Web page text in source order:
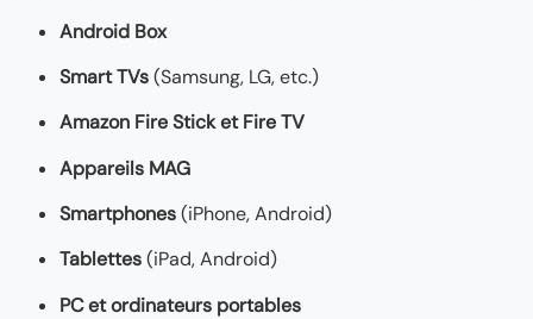
Android Box
Smart TVs(Samsung, LG, etc.)
Amazon Fire Stick et Fire TV
Appareils MAG
Smartphones(iPhone, Android)
Tablettes(iPad, Android)
PC et ordinateurs portables